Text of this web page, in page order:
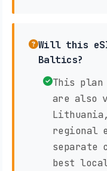
Will this
Baltics?
This
are also
regional
separate
best